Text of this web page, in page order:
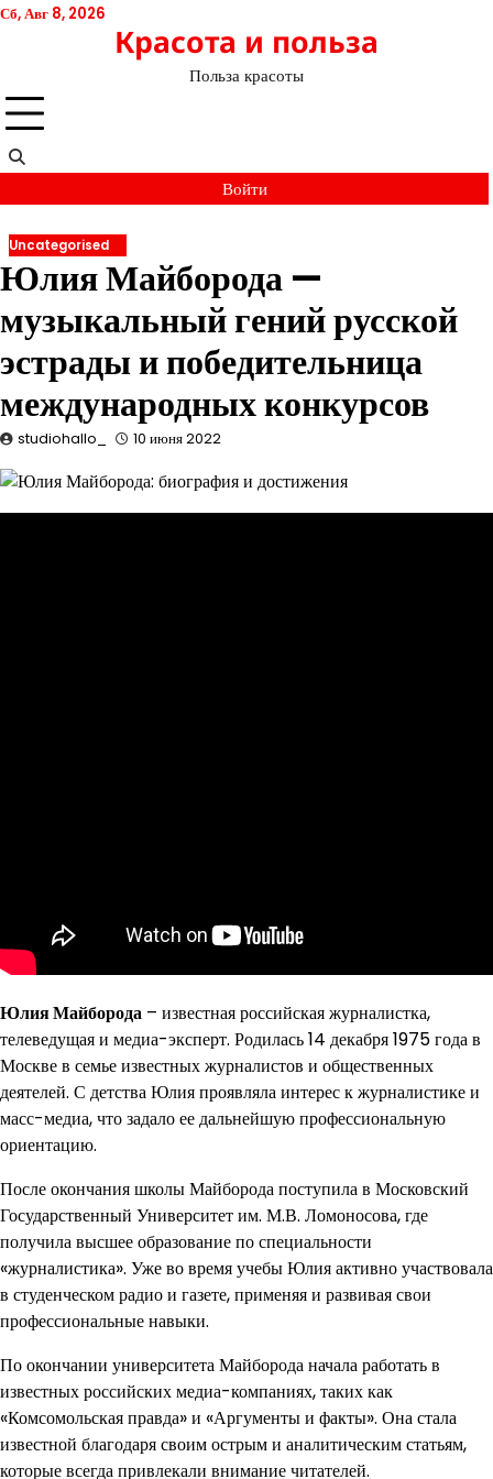
Перейти
Сб, Авг 8, 2026
Красота и польза
Польза красоты
Войти
Uncategorised
Юлия Майборода —
музыкальный гений русской
эстрады и победительница
международных конкурсов
studiohallo_ 10 июня 2022
Юлия Майборода – известная российская журналистка,
телеведущая и медиа-эксперт. Родилась 14 декабря 1975 года в
Москве в семье известных журналистов и общественных
деятелей. С детства Юлия проявляла интерес к журналистике и
масс-медиа, что задало ее дальнейшую профессиональную
ориентацию.
После окончания школы Майборода поступила в Московский
Государственный Университет им. М.В. Ломоносова, где
получила высшее образование по специальности
«журналистика». Уже во время учебы Юлия активно участвовала
в студенческом радио и газете, применяя и развивая свои
профессиональные навыки.
По окончании университета Майборода начала работать в
известных российских медиа-компаниях, таких как
«Комсомольская правда» и «Аргументы и факты». Она стала
известной благодаря своим острым и аналитическим статьям,
которые всегда привлекали внимание читателей.